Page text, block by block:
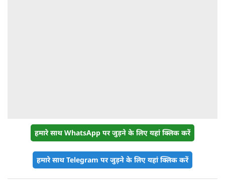
हमारे साथ WhatsApp पर जुड़ने के लिए यहां क्लिक करें
हमारे साथ Telegram पर जुड़ने के लिए यहां क्लिक करें